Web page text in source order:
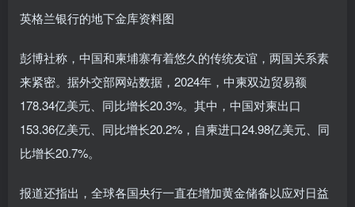
英格兰银行的地下金库资料图
彭博社称，中国和柬埔寨有着悠久的传统友谊，两国关系素
来紧密。据外交部网站数据，2024年，中柬双边贸易额
178.34亿美元、同比增长20.3%。其中，中国对柬出口
153.36亿美元、同比增长20.2%，自柬进口24.98亿美元、同
比增长20.7%。
报道还指出，全球各国央行一直在增加黄金储备以应对日益